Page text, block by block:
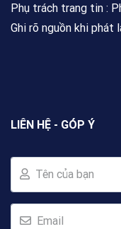
Phụ trách trang tin :
Ghi rõ nguồn khi
LIÊN HỆ - GÓP Ý
Tên của bạn
Email